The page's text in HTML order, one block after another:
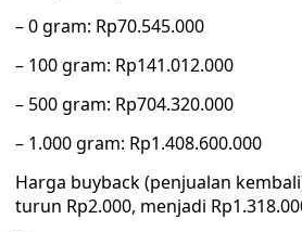
– 0 gram: Rp70.545.000
– 100 gram: Rp141.012.000
– 500 gram: Rp704.320.000
– 1.000 gram: Rp1.408.600.000
Harga buyback (penjualan
turun Rp2.000, menjadi